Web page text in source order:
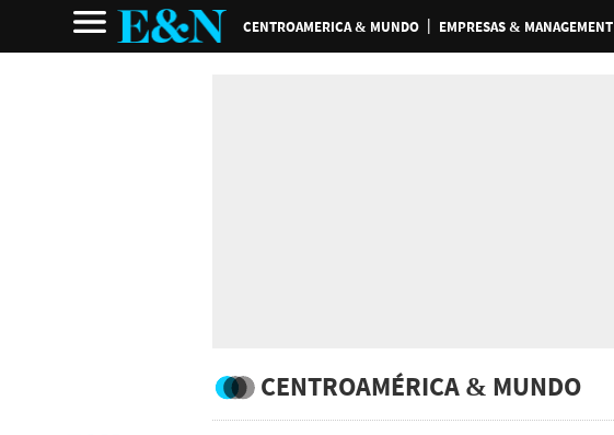
CENTROAMERICA & MUNDO EMPRESAS & MANAGEMENT
CENTROAMÉRICA & MUNDO